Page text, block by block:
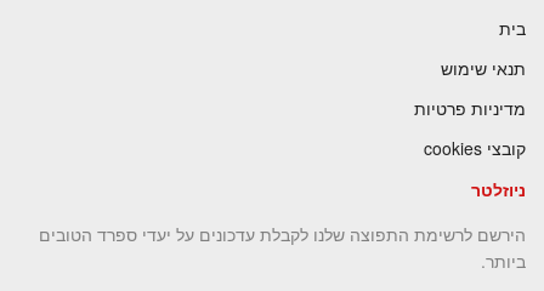
בית
תנאי שימוש
מדיניות פרטיות
קובצי cookies
ניוזלטר
הירשם לרשימת התפוצה שלנו לקבלת עדכונים על יעדי ספרד הטובים
ביותר.